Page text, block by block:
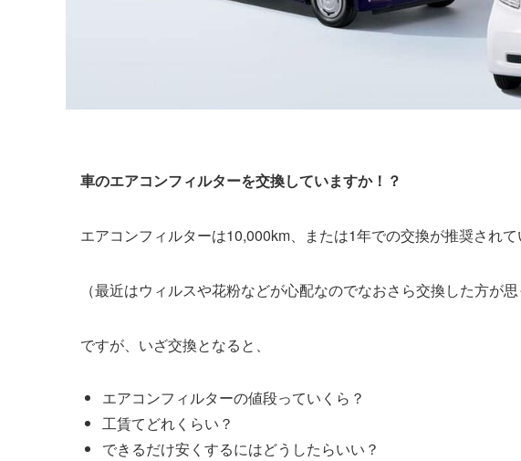
車のエアコンフィルターを交換していますか！？
エアコンフィルターは10,000km、または1年での交換が推奨されて
（最近はウィルスや花粉などが心配なのでなおさら交換した方が
ですが、いざ交換となると、
エアコンフィルターの値段っていくら？
工賃てどれくらい？
できるだけ安くするにはどうしたらいい？